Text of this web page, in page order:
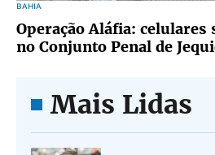
BAHIA
Operação Aláfia: celulares
no Conjunto Penal de
Mais Lidas